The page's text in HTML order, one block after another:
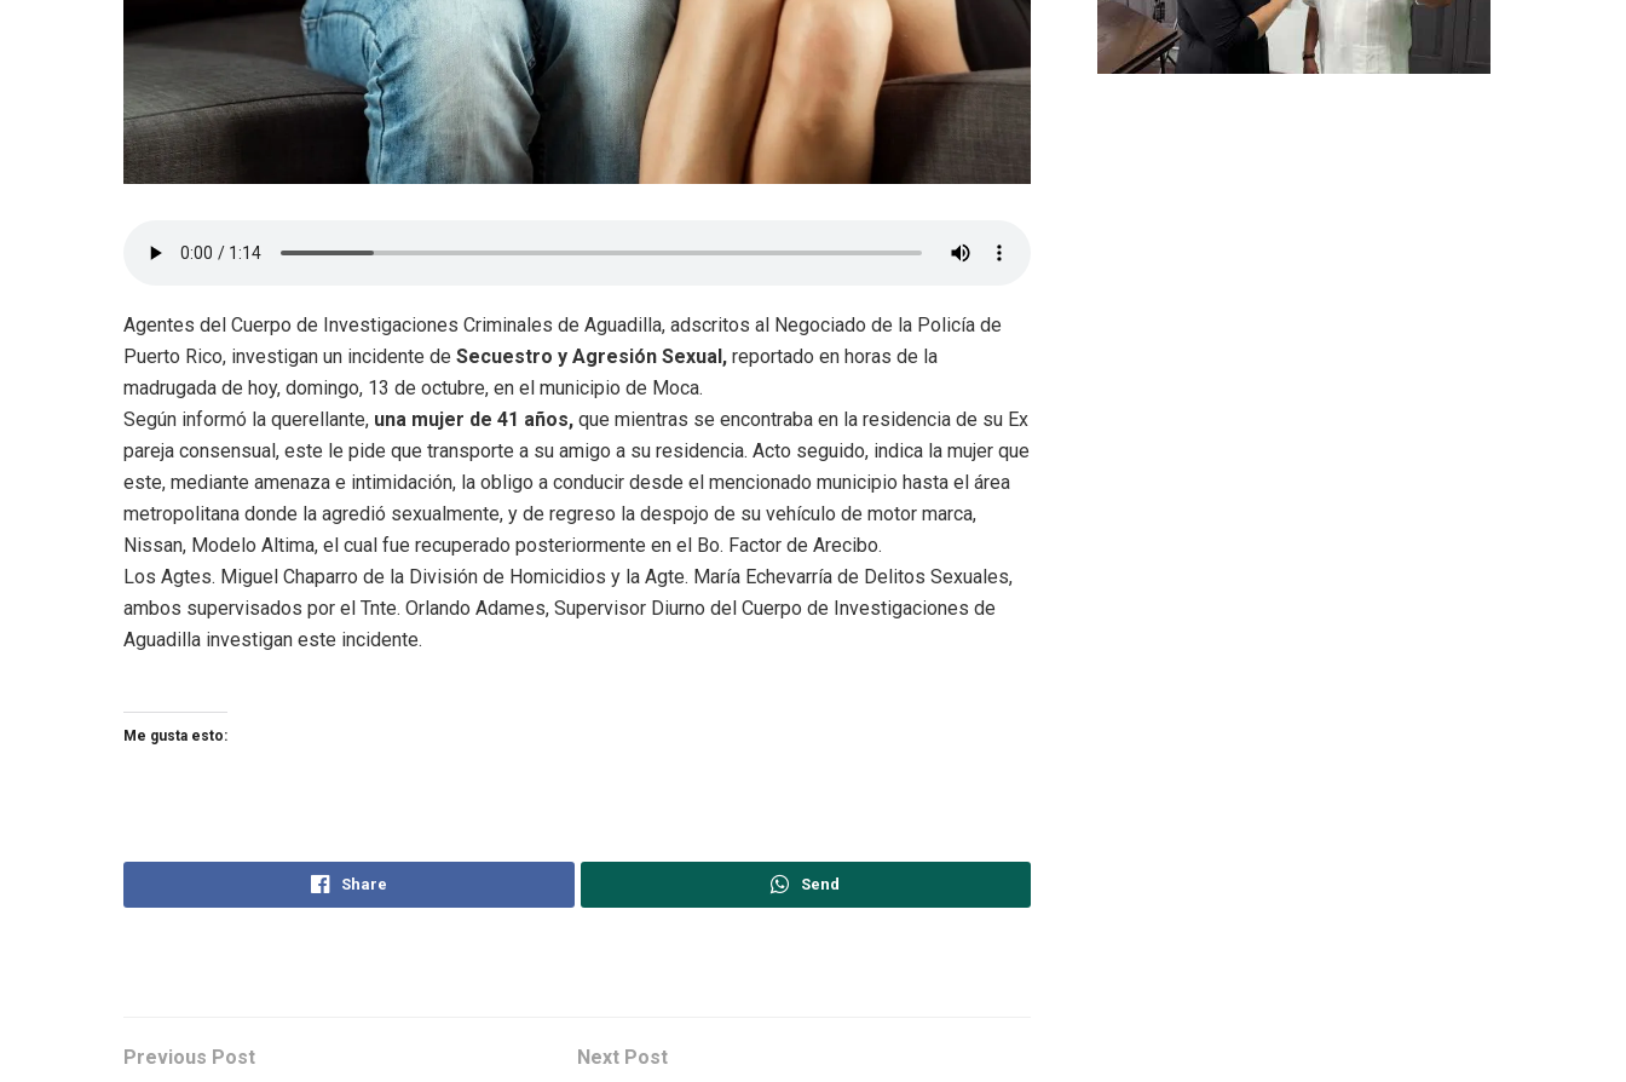
Agentes del Cuerpo de Investigaciones Criminales de Aguadilla, adscritos al Negociado de la Policía de
Puerto Rico, investigan un incidente de Secuestro y Agresión Sexual, reportado en horas de la
madrugada de hoy, domingo, 13 de octubre, en el municipio de Moca.
Según informó la querellante, una mujer de 41 años, que mientras se encontraba en la residencia de su Ex
pareja consensual, este le pide que transporte a su amigo a su residencia. Acto seguido, indica la mujer que
este, mediante amenaza e intimidación, la obligo a conducir desde el mencionado municipio hasta el área
metropolitana donde la agredió sexualmente, y de regreso la despojo de su vehículo de motor marca,
Nissan, Modelo Altima, el cual fue recuperado posteriormente en el Bo. Factor de Arecibo.
Los Agtes. Miguel Chaparro de la División de Homicidios y la Agte. María Echevarría de Delitos Sexuales,
ambos supervisados por el Tnte. Orlando Adames, Supervisor Diurno del Cuerpo de Investigaciones de
Aguadilla investigan este incidente.
Me gusta esto:
Share Send
Previous Post
Next Post